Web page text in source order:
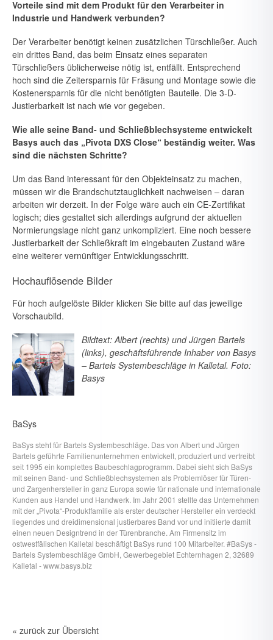
Vorteile sind mit dem Produkt für den Verarbeiter in
Industrie und Handwerk verbunden?
Der Verarbeiter benötigt keinen zusätzlichen Türschließer. Auch
ein drit­tes Band, das beim Einsatz eines separaten
Türschließers üblicherweise nötig ist, entfällt. Entsprechend
hoch sind die Zeitersparnis für Fräsung und Montage sowie die
Kostenersparnis für die nicht benötigten Bau­teile. Die 3-D-
Justierbarkeit ist nach wie vor gegeben.
Wie alle seine Band- und Schließblechsysteme entwickelt
Basys auch das „Pivota DXS Close“ beständig weiter. Was
sind die nächsten Schritte?
Um das Band interessant für den Objekteinsatz zu machen,
müssen wir die Brandschutztauglichkeit nachweisen – daran
arbeiten wir derzeit. In der Folge wäre auch ein CE-Zertifikat
logisch; dies gestaltet sich aller­dings aufgrund der aktuellen
Normierungslage nicht ganz unkompliziert. Eine noch bessere
Justierbarkeit der Schließkraft im eingebauten Zu­stand wäre
eine weiterer vernünftiger Entwicklungsschritt.
Hochauflösende Bilder
Für hoch aufgelöste Bilder klicken Sie bitte auf das jeweilige
Vorschaubild.
Bildtext: Albert (rechts) und Jürgen Bartels
(links), geschäftsführende Inhaber von Basys
– Bartels Systembeschläge in Kalletal. Foto:
Basys
BaSys
BaSys steht für Bartels Systembeschläge. Das von Albert und Jürgen
Bartels geführte Familienunternehmen entwickelt, produziert und vertreibt
seit 1995 ein komplettes Baubeschlagprogramm. Dabei sieht sich BaSys
mit seinen Band- und Schließblechsystemen als Problemlöser für Türen-
und Zargenhersteller in ganz Europa sowie für nationale und internationale
Kunden aus Handel und Handwerk. Im Jahr 2001 stellte das Unternehmen
mit der „Pivota“-Produktfamilie als erster deutscher Hersteller ein verdeckt
liegendes und dreidimensional justierbares Band vor und initiierte damit
einen neuen Designtrend in der Türenbranche. Am Firmensitz im
ostwestfälischen Kalletal beschäftigt BaSys rund 100 Mitarbeiter. #BaSys -
Bartels Systembeschläge GmbH, Gewerbegebiet Echternhagen 2, 32689
Kalletal - www.basys.biz
« zurück zur Übersicht